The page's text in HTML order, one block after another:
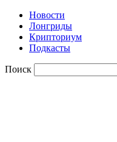
Новости
Лонгриды
Крипториум
Подкасты
Поиск